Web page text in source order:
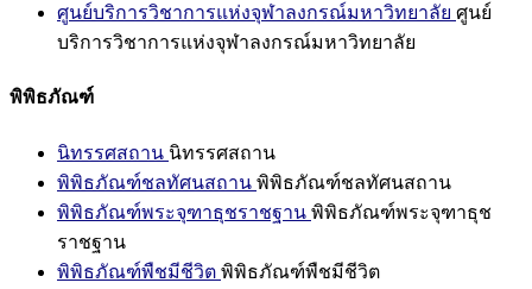
ศูนย์บริการวิชาการแห่งจุฬาลงกรณ์มหาวิทยาลัย ศูนย์
บริการวิชาการแห่งจุฬาลงกรณ์มหาวิทยาลัย
พิพิธภัณฑ์
นิทรรศสถาน นิทรรศสถาน
พิพิธภัณฑ์ชลทัศนสถาน พิพิธภัณฑ์ชลทัศนสถาน
พิพิธภัณฑ์พระจุฑาธุชราชฐาน พิพิธภัณฑ์พระจุฑาธุช
ราชฐาน
พิพิธภัณฑ์พืชมีชีวิต พิพิธภัณฑ์พืชมีชีวิต